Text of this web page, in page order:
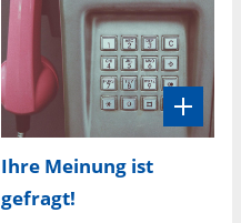
Ihre Meinung ist
gefragt!